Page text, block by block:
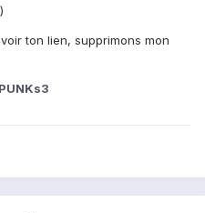
ton lien, supprimons mon